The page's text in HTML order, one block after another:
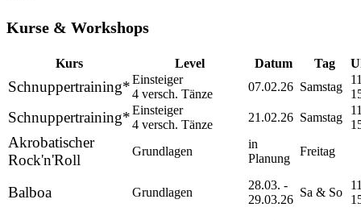
Kurse & Workshops
Kurs Level Datum Tag
Schnuppertraining*Einsteiger
4 versch. Tänze
07.02.26 Samstag
Schnuppertraining*Einsteiger
4 versch. Tänze
21.02.26 Samstag
Akrobatischer
Rock'n'Roll
Grundlagen
in
Planung
Freitag
Balboa Grundlagen
28.03. -
29.03.26
Sa & So